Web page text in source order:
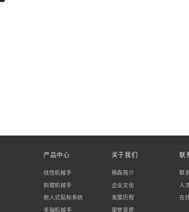
产品中心
线性机械手
斜臂机械手
侧入式贴标系统
多轴机械手
关于我们
杨森简介
企业文化
发展历程
荣誉资质
联
联
人
在